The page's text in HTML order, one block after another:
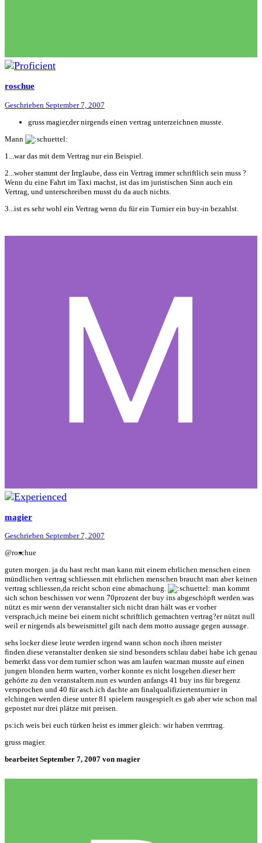
roschue
Geschrieben September 7, 2007
gruss magier,der nirgends einen vertrag unterzeichnen musste.
Mann
1...war das mit dem Vertrag nur ein Beispiel.
2...woher stammt der Irrglaube, dass ein Vertrag immer schriftlich sein muss ?
Wenn du eine Fahrt im Taxi machst, ist das im juristischen Sinn auch ein
Vertrag, und unterschreiben musst du da auch nichts.
3...ist es sehr wohl ein Vertrag wenn du für ein Turnier ein buy-in bezahlst.
magier
Geschrieben September 7, 2007
@roschue
guten morgen. ja du hast recht man kann mit einem ehrlichen menschen einen
mündlichen vertrag schliessen.mit ehrlichen menschen braucht man aber keinen
vertrag schliessen,da reicht schon eine abmachung.
man kommt
sich schon beschissen vor wenn 70prozent der buy ins abgeschöpft werden.was
nützt es mir wenn der veranstalter sich nicht dran hält was er vorher
versprach,ich meine bei einem nicht schriftlich gemachten vertrag?er nützt null
weil er nirgends als beweismittel gilt nach dem motto aussage gegen aussage.
sehs locker diese leute werden irgend wann schon noch ihren meister
finden.diese veranstalter denken sie sind besonders schlau dabei habe ich genau
bemerkt dass vor dem turnier schon was am laufen war.man musste auf einen
jungen blonden herrn warten, vorher konnte es nicht losgehen.dieser herr
gehörte zu den veranstaltern.nun es wurden anfangs 41 buy ins für bregenz
versprochen und 40 für asch.ich dachte am finalqualifiziertenturnier in
elchingen werden diese unter 81 spielern rausgespielt.es gab aber wie schon mal
gepostet nur drei plätze mit preisen.
ps:ich weis bei euch türken heist es immer gleich: wir haben verrrtrag.
gruss magier.
bearbeitetSeptember 7, 2007 von magier